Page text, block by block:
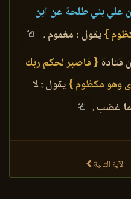
علي بني طلحة عن ابن
}يقول : مغموم .
قتادة { فاصبر لحكم ربك
وهو مكظوم }يقول : لا
غضب .
الآية التالية